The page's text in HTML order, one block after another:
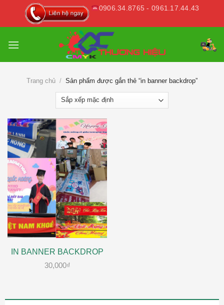
0906.34.8765 - 0961.17.44.43
Trang chủ / Sản phẩm được gắn thẻ “in banner backdrop”
IN BANNER BACKDROP
30,000₫